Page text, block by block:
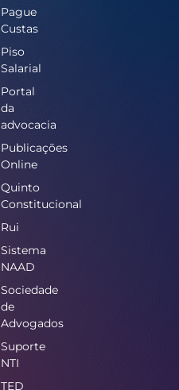
Pague
Custas
Piso
Salarial
Portal
da
advocacia
Publicações
Online
Quinto
Constitucional
Rui
Sistema
NAAD
Sociedade
de
Advogados
Suporte
NTI
TED